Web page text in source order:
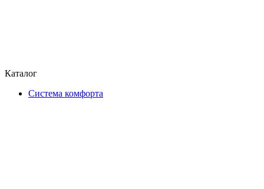
Каталог
Система комфорта